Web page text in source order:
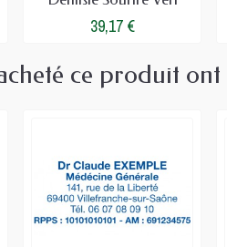
39,17 €
ce produit ont